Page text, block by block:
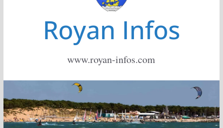
Royan Infos
www.royan-infos.com